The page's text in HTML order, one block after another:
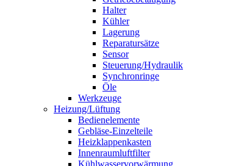
Halter
Kühler
Lagerung
Reparatursätze
Sensor
Steuerung/Hydraulik
Synchronringe
Öle
Werkzeuge
Heizung/Lüftung
Bedienelemente
Gebläse-Einzelteile
Heizklappenkasten
Innenraumluftfilter
Kühlwasservorwärmung